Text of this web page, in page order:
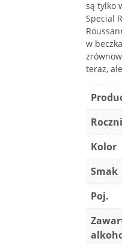
są tylko
Special
w
teraz,
Kolor
Smak
Poj.